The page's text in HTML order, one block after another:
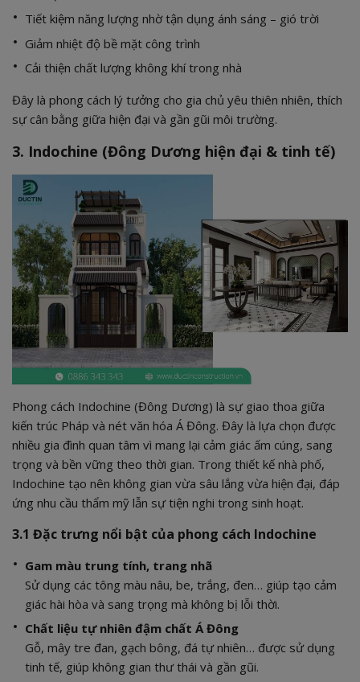
Tiết kiệm năng lượng nhờ tận dụng ánh sáng – gió trời
Giảm nhiệt độ bề mặt công trình
Cải thiện chất lượng không khí trong nhà
Đây là phong cách lý tưởng cho gia chủ yêu thiên nhiên, thích
sự cân bằng giữa hiện đại và gần gũi môi trường.
3. Indochine (Đông Dương hiện đại & tinh tế)
Phong cách Indochine (Đông Dương) là sự giao thoa giữa
kiến trúc Pháp và nét văn hóa Á Đông. Đây là lựa chọn được
nhiều gia đình quan tâm vì mang lại cảm giác ấm cúng, sang
trọng và bền vững theo thời gian. Trong thiết kế nhà phố,
Indochine tạo nên không gian vừa sâu lắng vừa hiện đại, đáp
ứng nhu cầu thẩm mỹ lẫn sự tiện nghi trong sinh hoạt.
3.1 Đặc trưng nổi bật của phong cách Indochine
Gam màu trung tính, trang nhã
Sử dụng các tông màu nâu, be, trắng, đen… giúp tạo cảm
giác hài hòa và sang trọng mà không bị lỗi thời.
Chất liệu tự nhiên đậm chất Á Đông
Gỗ, mây tre đan, gạch bông, đá tự nhiên… được sử dụng
tinh tế, giúp không gian thư thái và gần gũi.